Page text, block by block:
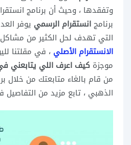
وتفقدها ، وحيث أن برنامج
برنامجانستقرام الرسمي يوفر
التي تهدف لحل الكثير من
الانستقرام الأصلي ، في مقلتنا
موجزة كيف اعرف اللي يتابعني
من قام بالغاء متابعتك من خلال
الذهبي ، تابع مزيد من